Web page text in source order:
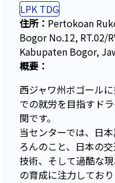
LPK TDG
住所： Pertokoan
Bogor No.12, RT.02/
Kabupaten Bogor,
概要：
西ジャワ州ボゴール
での就労を目指すド
関です。
当センターでは、日
ろんのこと、日本の
技術、そして過酷な
の育成に注力しており